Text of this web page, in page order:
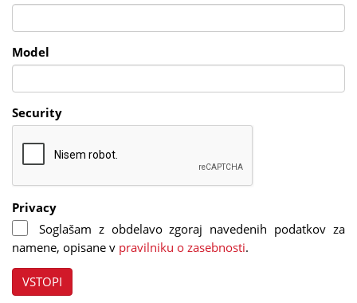
Model
Security
Privacy
Soglašam z obdelavo zgoraj navedenih podatkov za
namene, opisane v pravilniku o zasebnosti.
VSTOPI